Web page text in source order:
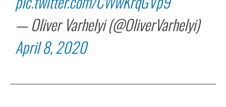
— Oliver Varhelyi (@OliverVarhelyi)
April 8, 2020